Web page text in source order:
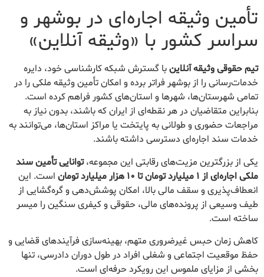
تأمین وثیقه اجاره‌ای در بوشهر و
سراسر کشور با «وثیقه آنلاین»
تیم حقوقی وثیقه آنلاینبا گسترش شبکه کارشناسی خود، دایره
خدمات‌رسانی را از بوشهر فراتر برده و امکان تأمین وثیقه ملکی را در
تمامی شهرستان‌ها، شهرها و استان‌های کشور فراهم کرده است.
بنابراین متقاضیان در هر نقطه‌ای از ایران که باشند، بدون نیاز به
مراجعات حضوری و طولانی به پایتخت یا مراکز استان‌ها، می‌توانند به
خدمات سند اجاره‌ای دسترسی داشته باشند.
یکی از بزرگترین مزیت‌های رقابتی این مجموعه،توانایی تأمین سند
ملکی اجاره‌ای از ۱ میلیارد تومان تا ۱۰ هزار میلیارد تومان
است. این
انعطاف‌پذیری و سقف مالی بالا، امکان پوشش‌دهی و گره‌گشایی از
طیف وسیعی از پرونده‌های مالی، حقوقی و کیفری سنگین را میسر
ساخته است.
کاهش زمان حبس غیرضروری متهم، بهینه‌سازی فرآیندهای قضایی و
حفظ موقعیت اجتماعی و شغلی افراد در طول دوران دادرسی، تنها
بخشی از مزایای ملموس این رویکرد حرفه‌ای است.